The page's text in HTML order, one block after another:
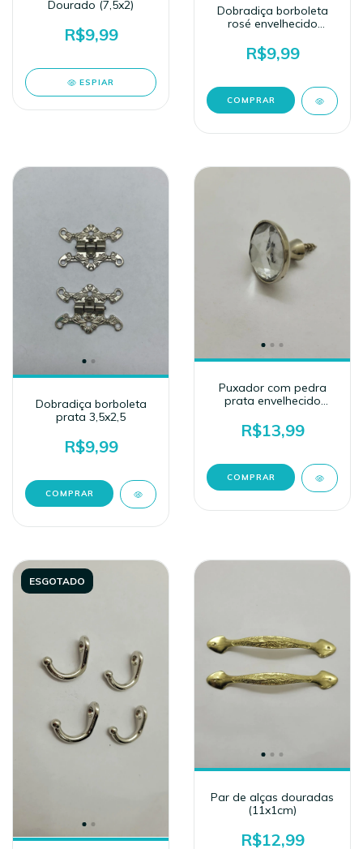
Dourado (7,5x2)
R$9,99
ESPIAR
Dobradiça borboleta
rosé envelhecido
R$9,99
Dobradiça borboleta
prata 3,5x2,5
R$9,99
Puxador com pedra
prata envelhecido
R$13,99
ESGOTADO
Par de alças douradas
(11x1cm)
R$12,99